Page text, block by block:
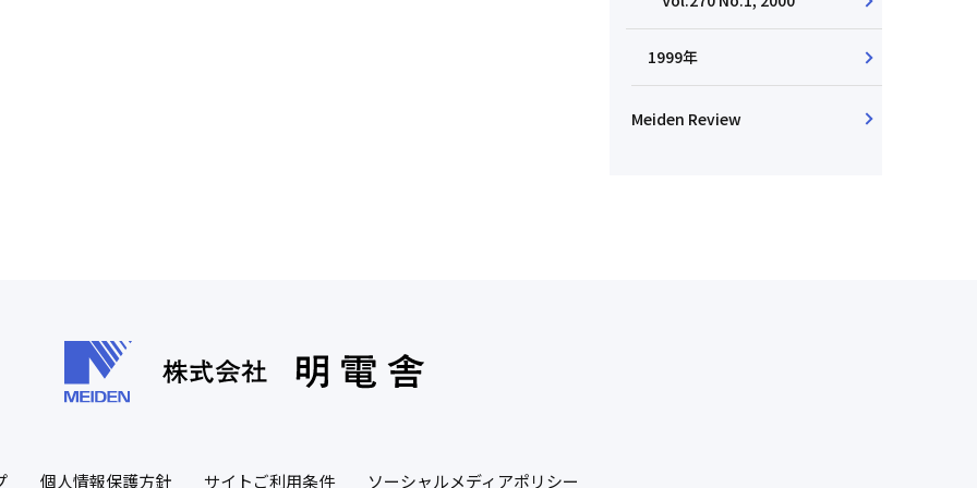
1999年
Meiden Review
個人情報保護方針 サイトご利用条件 ソーシャルメディアポリシー